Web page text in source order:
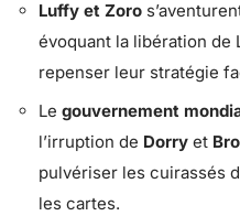
Luffy et Zoro
évoquant la libération de
repenser leur stratégie
Le gouvernement
l’irruption de Dorry et
pulvériser les cuirassés
les cartes.